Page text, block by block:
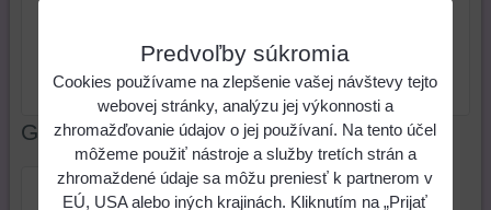
Skladové číslo:Dostupnosť:Skladom
Galéria
Predvoľby súkromia
Cookies používame na zlepšenie vašej návštevy tejto
webovej stránky, analýzu jej výkonnosti a
zhromažďovanie údajov o jej používaní. Na tento účel
môžeme použiť nástroje a služby tretích strán a
zhromaždené údaje sa môžu preniesť k partnerom v
EÚ, USA alebo iných krajinách. Kliknutím na „Prijať